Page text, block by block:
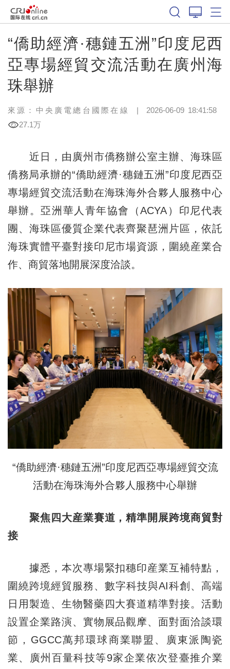
“僑助經濟·穗鏈五洲”印度尼西
亞專場經貿交流活動在廣州海
珠舉辦
來源：中央廣電總台國際在線 | 2026-06-09 18:41:58
27.1万
近日，由廣州市僑務辦公室主辦、海珠區
僑務局承辦的“僑助經濟·穗鏈五洲”印度尼西亞
專場經貿交流活動在海珠海外合夥人服務中心
舉辦。亞洲華人青年協會（ACYA）印尼代表
團、海珠區優質企業代表齊聚琶洲片區，依託
海珠實體平臺對接印尼市場資源，圍繞産業合
作、商貿落地開展深度洽談。
“僑助經濟·穗鏈五洲”印度尼西亞專場經貿交流
活動在海珠海外合夥人服務中心舉辦
聚焦四大産業賽道，精準開展跨境商貿對
接
據悉，本次專場緊扣穗印産業互補特點，
圍繞跨境經貿服務、數字科技與AI科創、高端
日用製造、生物醫藥四大賽道精準對接。活動
設置企業路演、實物展品觀摩、面對面洽談環
節，GGCC萬邦環球商業聯盟、廣東派陶瓷
業、廣州百量科技等9家企業依次登臺推介業